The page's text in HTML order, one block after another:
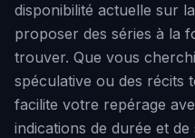
disponibilité actuelle sur
proposer des séries à la
trouver. Que vous
spéculative ou des récits
facilite votre repérage
indications de durée et